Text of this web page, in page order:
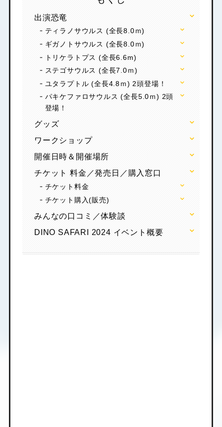
出演恐竜
ティラノサウルス (全長8.0ｍ)
ギガノトサウルス (全長8.0ｍ)
トリケラトプス (全長6.6m)
ステゴサウルス (全長7.0ｍ)
ユタラプトル (全長4.8ｍ) 2頭登場！
パキケファロサウルス (全長5.0ｍ) 2頭
登場！
グッズ
ワークショップ
開催日時＆開催場所
チケット 料金／発売日／購入窓口
チケット料金
チケット購入(販売)
みんなの口コミ／体験談
DINO SAFARI 2024 イベント概要